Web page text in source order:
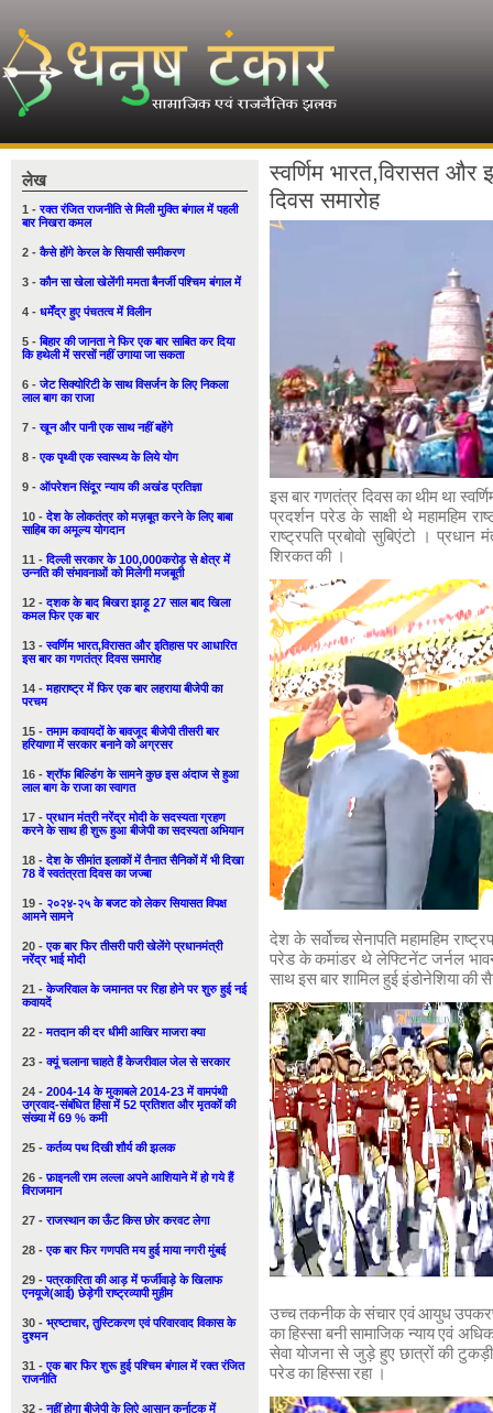
लेख
1 -रक्त रंजित राजनीति से मिली मुक्ति बंगाल में पहली
बार निखरा कमल
2 -कैसे होंगे केरल के सियासी समीकरण
3 -कौन सा खेला खेलेंगी ममता बैनर्जी पश्चिम बंगाल में
4 - धर्मेंद्र हुए पंचतत्व में विलीन
5 -बिहार की जानता ने फिर एक बार साबित कर दिया
कि हथेली में सरसों नहीं उगाया जा सकता
6 -जेट सिक्योरिटी के साथ विसर्जन के लिए निकला
लाल बाग का राजा
7 -खून और पानी एक साथ नहीं बहेंगे
8 -एक पृथ्वी एक स्वास्थ्य के लिये योग
9 - ऑपरेशन सिंदूर न्याय की अखंड प्रतिज्ञा
10 -देश के लोकतंत्र को मज़बूत करने के लिए बाबा
साहिब का अमूल्य योगदान
11 -दिल्ली सरकार के 100,000करोड़ से क्षेत्र में
उन्नति की संभावनाओं को मिलेगी मजबूती
12 -दशक के बाद बिखरा झाड़ू 27 साल बाद खिला
कमल फिर एक बार
13 -स्वर्णिम भारत,विरासत और इतिहास पर आधारित
इस बार का गणतंत्र दिवस समारोह
14 -महाराष्ट्र में फिर एक बार लहराया बीजेपी का
परचम
15 -तमाम कवायदों के बावजूद बीजेपी तीसरी बार
हरियाणा में सरकार बनाने को अग्रसर
16 -श्रॉफ बिल्डिंग के सामने कुछ इस अंदाज से हुआ
लाल बाग के राजा का स्वागत
17 -प्रधान मंत्री नरेंद्र मोदी के सदस्यता ग्रहण
करने के साथ ही शुरू हुआ बीजेपी का सदस्यता अभियान
18 -देश के सीमांत इलाकों में तैनात सैनिकों में भी दिखा
78 वें स्वतंत्रता दिवस का जज्बा
19 - २०२४-२५ के बजट को लेकर सियासत विपक्ष
आमने सामने
20 -एक बार फिर तीसरी पारी खेलेंगे प्रधानमंत्री
नरेंद्र भाई मोदी
21 -केजरिवाल के जमानत पर रिहा होने पर शुरु हुई नई
कवायदें
22 -मतदान की दर धीमी आखिर माजरा क्या
23 -क्यूं चलाना चाहते हैं केजरीवाल जेल से सरकार
24 - 2004-14 के मुकाबले 2014-23 में वामपंथी
उग्रवाद-संबंधित हिंसा में 52 प्रतिशत और मृतकों की
संख्या में 69 % कमी
25 -कर्तव्य पथ दिखी शौर्य की झलक
26 -फ़ाइनली राम लल्ला अपने आशियाने में हो गये हैं
विराजमान
27 -राजस्थान का ऊँट किस छोर करवट लेगा
28 -एक बार फिर गणपति मय हुई माया नगरी मुंबई
29 -पत्रकारिता की आड़ में फर्जीवाड़े के खिलाफ
एनयूजे(आई) छेड़ेगी राष्ट्रव्यापी मुहीम
30 - भ्रष्टाचार, तुस्टिकरण एवं परिवारवाद विकास के
दुश्मन
31 -एक बार फिर शुरू हुई पश्चिम बंगाल में रक्त रंजित
राजनीति
32 -नहीं होगा बीजेपी के लिऐ आसान कर्नाटक में
स्वर्णिम भारत,विरासत
दिवस समारोह
इस बार गणतंत्र दिवस का थीम था
प्रदर्शन परेड के साक्षी थे महामहिम
राष्ट्रपति प्रबोवो सुबिएंटो ।
शिरकत की ।
देश के सर्वोच्च सेनापति महामहिम
परेड के कमांडर थे लेफ्टिनेंट जर्नल
साथ इस बार शामिल हुई इंडोनेशिया की
उच्च तकनीक के संचार एवं आयुध उपकरणों
का हिस्सा बनी सामाजिक न्याय एवं
सेवा योजना से जुड़े हुए छात्रों की
परेड का हिस्सा रहा ।